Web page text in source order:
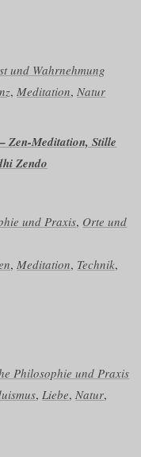
und Wahrnehmung
, Meditation, Natur
Zen-Meditation, Stille
Zendo
und Praxis, Orte und
, Meditation, Technik
Philosophie und Praxis
, Liebe, Natur